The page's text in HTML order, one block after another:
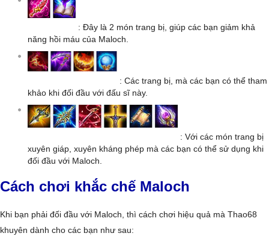
: Đây là 2 món trang bị, giúp các bạn giảm khả
năng hồi máu của Maloch.
: Các trang bị, mà các bạn có thể tham
khảo khi đối đầu với đấu sĩ này.
: Với các món trang bị
xuyên giáp, xuyên kháng phép mà các bạn có thể sử dụng khi
đối đầu với Maloch.
Cách chơi khắc chế Maloch
Khi bạn phải đối đầu với Maloch, thì cách chơi hiệu quả mà Thao68
khuyên dành cho các bạn như sau: